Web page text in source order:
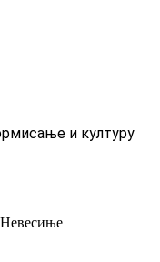
и културу